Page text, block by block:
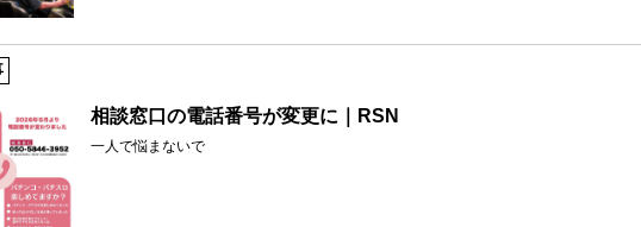
相談窓口の電話番号が変更に｜RSN
一人で悩まないで